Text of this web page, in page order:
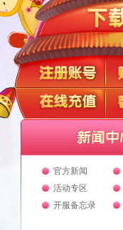
官方新闻
活动专区
开服备忘录